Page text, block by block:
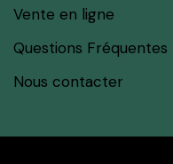
Vente en ligne
Questions Fréquentes
Nous contacter